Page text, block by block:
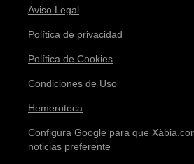
Aviso Legal
Política de privacidad
Política de Cookies
Condiciones de Uso
Hemeroteca
Configura Google para que
noticias preferente